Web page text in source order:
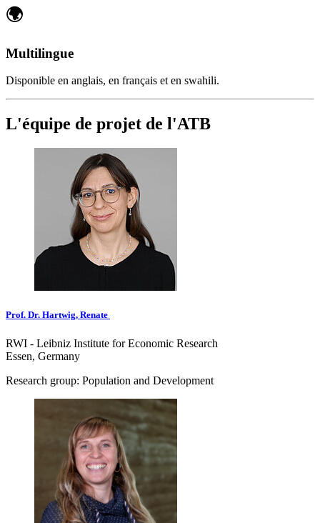
🌍
Multilingue
Disponible en anglais, en français et en swahili.
L'équipe de projet de l'ATB
Prof. Dr. Hartwig, Renate
RWI - Leibniz Institute for Economic Research
Essen, Germany
Research group: Population and Development